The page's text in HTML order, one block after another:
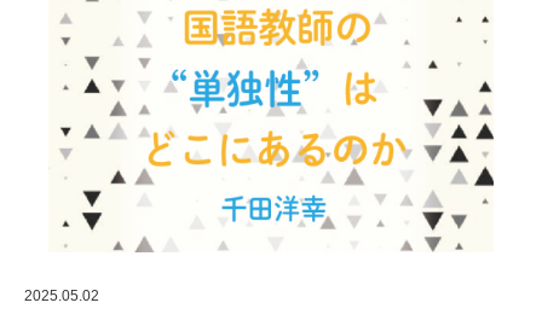
2025.05.02